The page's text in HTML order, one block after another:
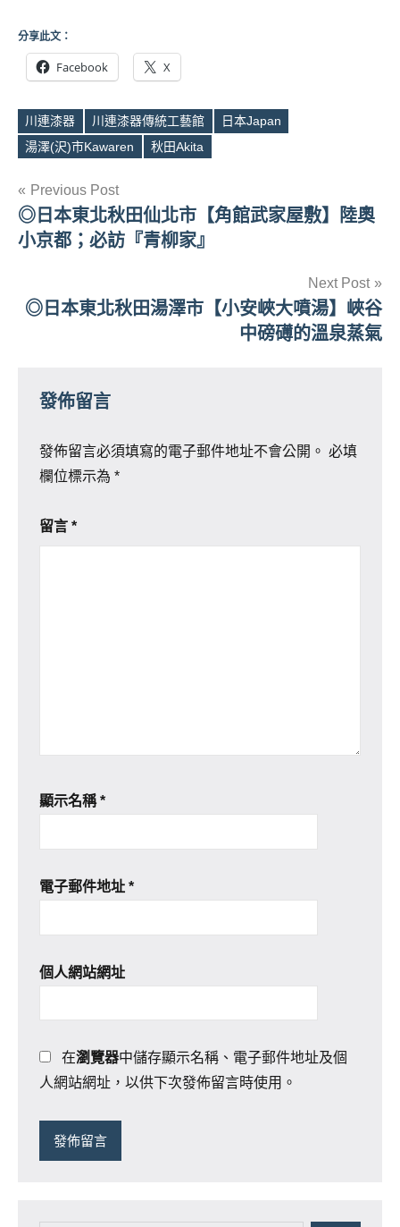
分享此文：
Facebook X
Tags
川連漆器 川連漆器傳統工藝館
日本Japan
湯澤(沢)市Kawaren
秋田Akita
文
章
覽
Previous Post
◎日本東北秋田仙北市【角館武家屋敷】陸奧
小京都；必訪『青柳家』
Next Post
◎日本東北秋田湯澤市【小安峽大噴湯】峽谷
中磅礡的溫泉蒸氣
發佈留言
發佈留言必須填寫的電子郵件地址不會公開。 必填
欄位標示為 *
留言 *
顯示名稱*
電子郵件地址 *
個人網站網址
在瀏覽器中儲存顯示名稱、電子郵件地址及個
人網站網址，以供下次發佈留言時使用。